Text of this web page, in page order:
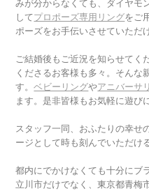
みが分からなくても、ダイヤモ
してプロポーズ専用リングをご
ポーズをお手伝いさせていただ
ご結婚後もご近況を知らせてく
くださるお客様も多々。そんな
す。ベビーリングやアニバーサ
ます。是非皆様もお気軽に遊び
スタッフ一同、おふたりの幸せ
ージとして時も刻んでいただけ
都内にでかけなくても十分にブ
立川市だけでなく、東京都青梅